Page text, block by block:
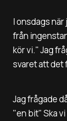
I onsdags när
från
kör vi."Jag
svaret att det
Jag frågade
"en bit" Ska